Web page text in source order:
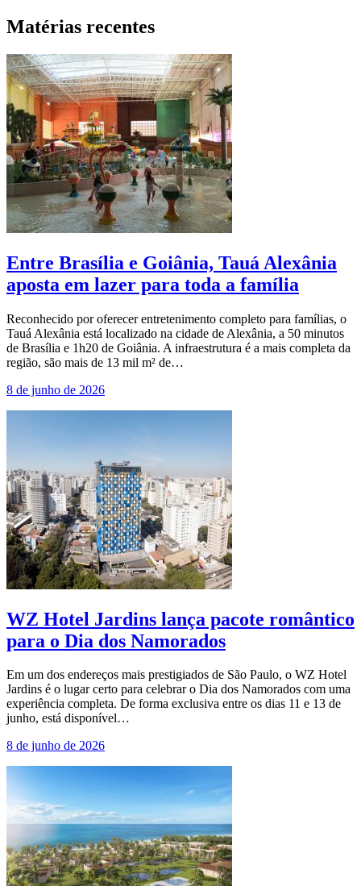
Matérias recentes
Entre Brasília e Goiânia, Tauá Alexânia
aposta em lazer para toda a família
Reconhecido por oferecer entretenimento completo para famílias, o
Tauá Alexânia está localizado na cidade de Alexânia, a 50 minutos
de Brasília e 1h20 de Goiânia. A infraestrutura é a mais completa da
região, são mais de 13 mil m² de…
8 de junho de 2026
WZ Hotel Jardins lança pacote romântico
para o Dia dos Namorados
Em um dos endereços mais prestigiados de São Paulo, o WZ Hotel
Jardins é o lugar certo para celebrar o Dia dos Namorados com uma
experiência completa. De forma exclusiva entre os dias 11 e 13 de
junho, está disponível…
8 de junho de 2026